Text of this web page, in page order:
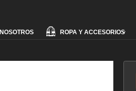
NOSOTROS ROPA Y ACCESORIOS